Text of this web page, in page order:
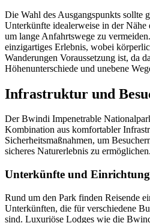
Die Wahl des Ausgangspunkts sollte
Unterkünfte idealerweise in der Nähe
um lange Anfahrtswege zu
einzigartiges Erlebnis, wobei
Wanderungen Voraussetzung ist, da
Höhenunterschiede und unebene
Infrastruktur und
Der Bwindi Impenetrable
Kombination aus komfortabler
Sicherheitsmaßnahmen, um
sicheres Naturerlebnis zu ermöglichen.
Unterkünfte und
Rund um den Park finden Reisende
Unterkünften, die für verschiedene
sind. Luxuriöse Lodges wie die